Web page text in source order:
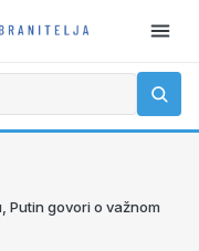
Putin govori o važnom